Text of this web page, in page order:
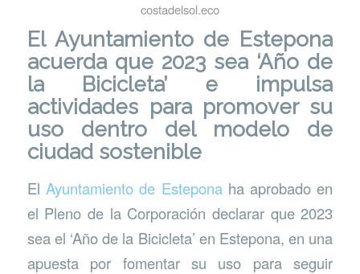
costadelsol.eco
El Ayuntamiento de Estepona
acuerda que 2023 sea ‘Año de
la Bicicleta’ e impulsa
actividades para promover su
uso dentro del modelo de
ciudad sostenible
El Ayuntamiento de Esteponaha aprobado en
el Pleno de la Corporación declarar que 2023
sea el ‘Año de la Bicicleta’ en Estepona, en una
apuesta por fomentar su uso para seguir